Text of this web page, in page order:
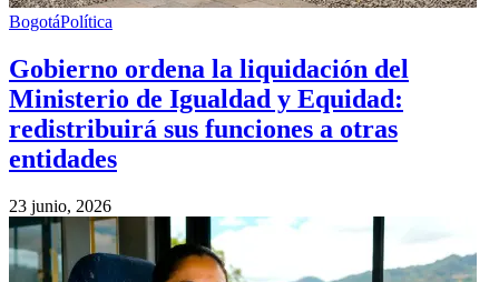
BogotáPolítica
Gobierno ordena la liquidación del
Ministerio de Igualdad y Equidad:
redistribuirá sus funciones a otras
entidades
23 junio, 2026